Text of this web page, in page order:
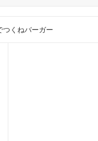
つくねバーガー